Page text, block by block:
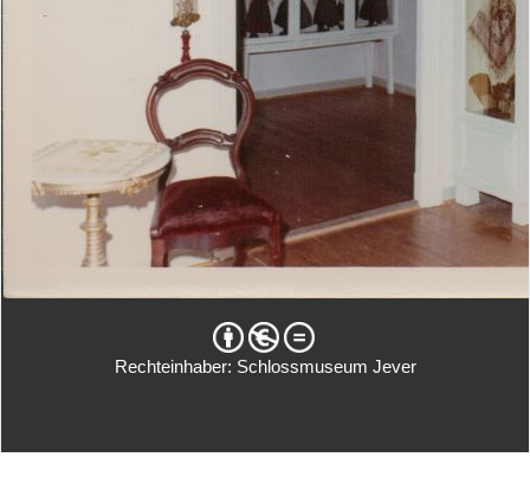
Rechteinhaber: Schlossmuseum Jever